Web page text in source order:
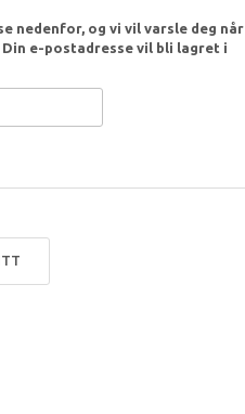
nedenfor, og vi vil varsle deg når
e-postadresse vil bli lagret i